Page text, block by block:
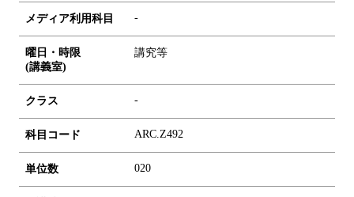
メディア利用科目 -
曜日・時限
(講義室)
講究等
クラス -
科目コード ARC.Z492
単位数 020